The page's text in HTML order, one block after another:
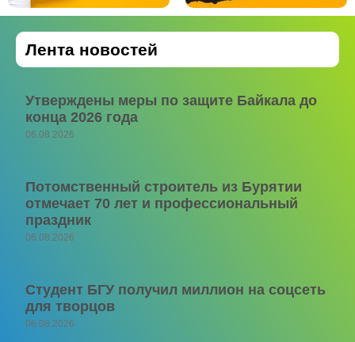
Лента новостей
Утверждены меры по защите Байкала до
конца 2026 года
06.08.2026
Потомственный строитель из Бурятии
отмечает 70 лет и профессиональный
праздник
06.08.2026
Студент БГУ получил миллион на соцсеть
для творцов
06.08.2026